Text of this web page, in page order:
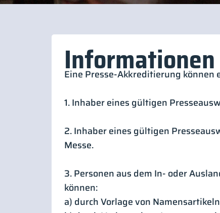
Eine Presse-Akkreditierung können
1. Inhaber eines gültigen
2. Inhaber eines gültigen
Messe.
3. Personen aus dem In- oder
können:
a) durch Vorlage von